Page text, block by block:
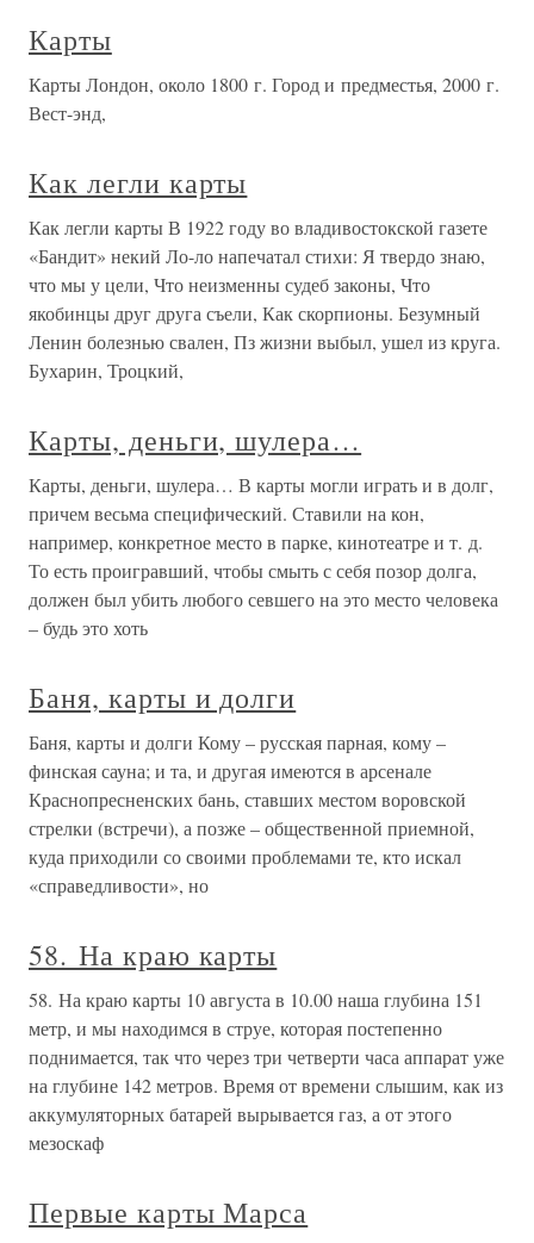
Карты
Карты Лондон, около 1800 г. Город и предместья, 2000 г.
Вест-энд,
Как легли карты
Как легли карты В 1922 году во владивостокской газете
«Бандит» некий Ло-ло напечатал стихи: Я твердо знаю,
что мы у цели, Что неизменны судеб законы, Что
якобинцы друг друга съели, Как скорпионы. Безумный
Ленин болезнью свален, Пз жизни выбыл, ушел из круга.
Бухарин, Троцкий,
Карты, деньги, шулера…
Карты, деньги, шулера… В карты могли играть и в долг,
причем весьма специфический. Ставили на кон,
например, конкретное место в парке, кинотеатре и т. д.
То есть проигравший, чтобы смыть с себя позор долга,
должен был убить любого севшего на это место человека
– будь это хоть
Баня, карты и долги
Баня, карты и долги Кому – русская парная, кому –
финская сауна; и та, и другая имеются в арсенале
Краснопресненских бань, ставших местом воровской
стрелки (встречи), а позже – общественной приемной,
куда приходили со своими проблемами те, кто искал
«справедливости», но
58. На краю карты
58. На краю карты 10 августа в 10.00 наша глубина 151
метр, и мы находимся в струе, которая постепенно
поднимается, так что через три четверти часа аппарат уже
на глубине 142 метров. Время от времени слышим, как из
аккумуляторных батарей вырывается газ, а от этого
мезоскаф
Первые карты Марса